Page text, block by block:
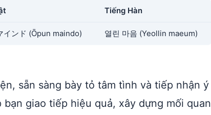
Tiếng Hàn
インド (Ōpun maindo) 열린 마음 (Yeollin maeum)
sẵn sàng bày tỏ tâm tình và tiếp nhận ý
bạn giao tiếp hiệu quả, xây dựng mối quan